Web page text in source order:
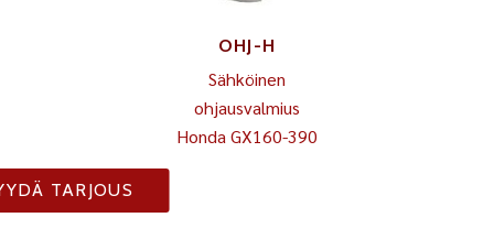
OHJ-H
Sähköinen
ohjausvalmius
Honda GX160-390
TARJOUS